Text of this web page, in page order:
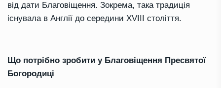
від дати Благовіщення. Зокрема, така традиція
існувала в Англії до середини XVIII століття.
Що потрібно зробити у Благовіщення Пресвятої
Богородиці